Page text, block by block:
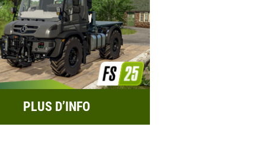
PLUS D’INFO